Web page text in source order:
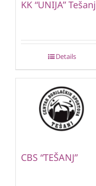
KK “UNIJA” Tešanj
Details
CBS “TEŠANJ”